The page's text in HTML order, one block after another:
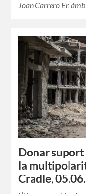
Joan Carrero En
Donar
la
Cradle,